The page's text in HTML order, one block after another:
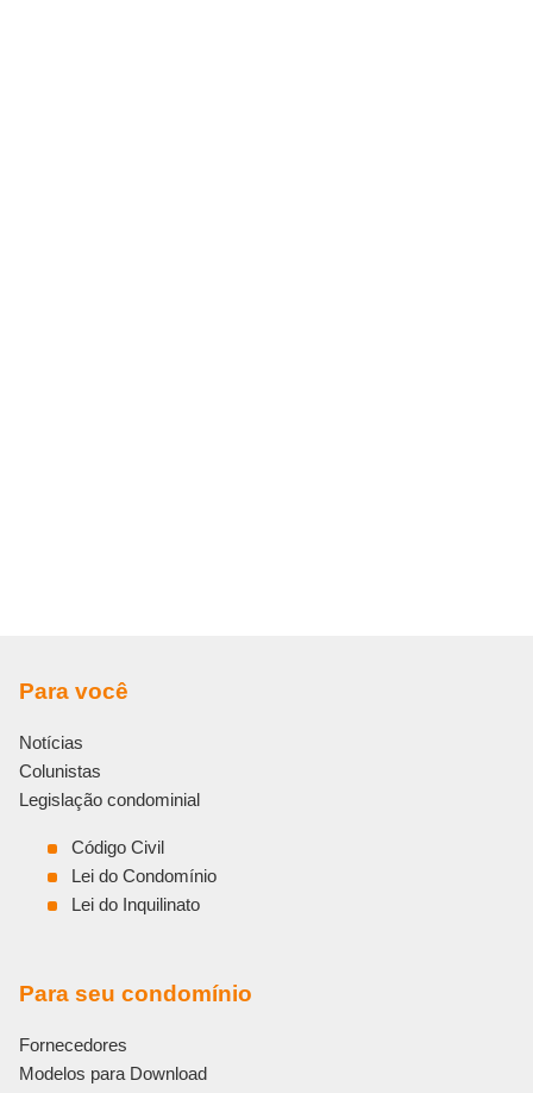
Para você
Notícias
Colunistas
Legislação condominial
Código Civil
Lei do Condomínio
Lei do Inquilinato
Para seu condomínio
Fornecedores
Modelos para Download